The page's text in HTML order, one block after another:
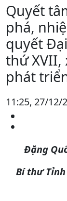
Quyết
phá,
quyết
thứ XVII,
phát
11:25, 27/12/
Đặng
Bí thư